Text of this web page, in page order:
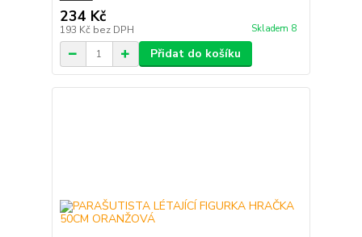
234 Kč
193 Kč bez DPH Skladem 8
Přidat do košíku